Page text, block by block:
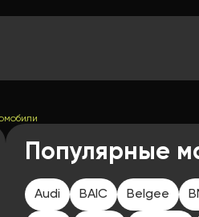
Популярные
Audi BAIC Belgee